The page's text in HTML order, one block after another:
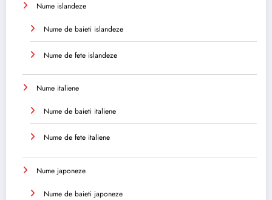
Nume islandeze
Nume de baieti islandeze
Nume de fete islandeze
Nume italiene
Nume de baieti italiene
Nume de fete italiene
Nume japoneze
Nume de baieti japoneze